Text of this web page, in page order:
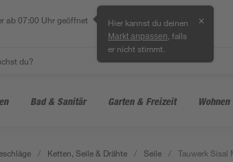
ab 07:00 Uhr geöffnet Hier kannst du deinen
Markt anpassen , falls
er nicht stimmt.
✕
Bad & Sanitär Garten & Freizeit
/ Ketten, Seile & Drähte / Seile / Tauwerk Sisal